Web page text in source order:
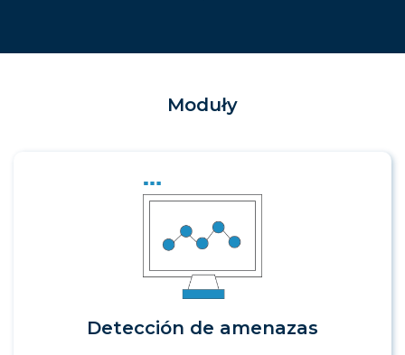
Moduły
Detección de amenazas